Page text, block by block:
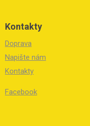
Kontakty
Doprava
Napište nám
Kontakty
Facebook